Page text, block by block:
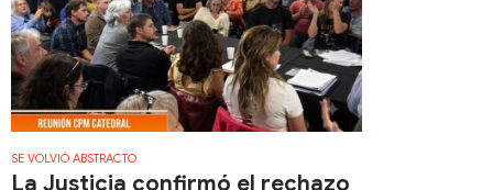
SE VOLVIÓ ABSTRACTO
La Justicia confirmó el rechazo